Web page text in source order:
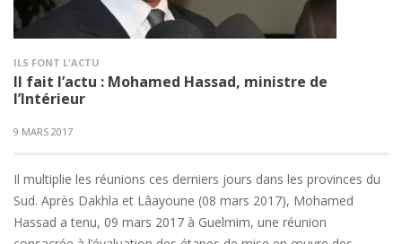
ILS FONT L'ACTU
Il fait l’actu : Mohamed Hassad, ministre de
l’Intérieur
9 MARS 2017
Il multiplie les réunions ces derniers jours dans les provinces du
Sud. Après Dakhla et Lâayoune (08 mars 2017), Mohamed
Hassad a tenu, 09 mars 2017 à Guelmim, une réunion